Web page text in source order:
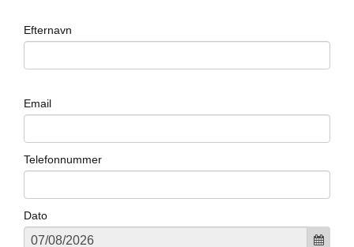
Efternavn
Email
Telefonnummer
Dato